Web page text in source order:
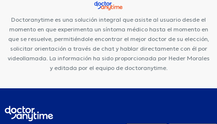
Doctoranytime es una solución integral que asiste al usuario desde el
momento en que experimenta un síntoma médico hasta el momento en
que se resuelve, permitiéndole encontrar el mejor doctor de su elección,
solicitar orientación a través de chat y hablar directamente con él por
videollamada. La información ha sido proporcionada por Heder Morales
y editada por el equipo de doctoranytime.